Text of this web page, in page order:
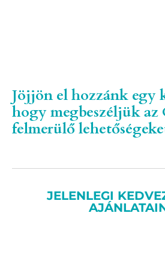
Jöjjön el hozzánk egy
hogy megbeszéljük az
felmerülő
JELENLEGI